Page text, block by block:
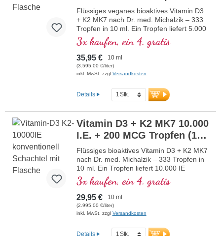
Gentechnik in eigener kontrollierter, seit
25 Jahren bestehender Produktion,
vegan, ohne Zusätze und laborgeprüft.
Von Ärzten entwickelt.
mehr Informationen zu Vitamin D3 +
K2
vegan (10 ml)
Flüssiges veganes bioaktives Vitamin D3
+ K2 MK7 nach Dr. med. Michalzik – 333
Tropfen in 10 ml. Ein Tropfen liefert 5.000
IE Vitamin D3 und 200 μg K2 (MK7 all-
trans). Höchste Premiumqualität aus
hochwertigem kontrollierten Flechten
(nicht aus Algen!) in optimaler
Kombination mit besonders bioaktiver all-
vegan. Gelöst in schützendem, pestizidfrei
angebautem Kokos-MCT Öl zur besseren
normaler Knochen, trägt zu einer
normalen Muskelfunktion sowie zur
normalen Funktion des Immunsystems
bei. Hergestellt in Deutschland ohne
Gentechnik in eigener kontrollierter, seit
25 Jahren bestehender Produktion,
vegan, ohne Zusätze und laborgeprüft.
Von Ärzten entwickelt.
mehr Informationen zu Vitamin D3 +
K2
3x kaufen, ein 4. gratis
35,95 € 10 ml
(3.595,00 €/liter)
inkl. MwSt. zzgl Versandkosten
Details
Vitamin D3 + K2 MK7 10.000
I.E. + 200 MCG Tropfen (10
ml)NEU
Flüssiges bioaktives Vitamin D3 + K2 MK7
nach Dr. med. Michalzik – 333 Tropfen in
10 ml. Ein Tropfen liefert 10.000 IE
Vitamin D3 und 200 μg K2 (MK7 all-trans).
Höchste Premiumqualität aus
hochwertigem vegetarischen
Spezialrohstoff in optimaler Kombination
mit besonders bioaktiver all-trans K2
angebautem Kokos-MCT-Öl zur besseren
3x kaufen, ein 4. gratis
29,95 € 10 ml
(2.995,00 €/liter)
inkl. MwSt. zzgl Versandkosten
Details